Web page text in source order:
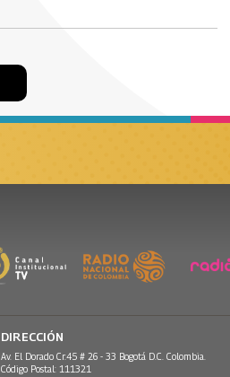
DIRECCIÓN
Av. El Dorado Cr.45 # 26 - 33 Bogotá D.C. Colombia.
Código Postal: 111321